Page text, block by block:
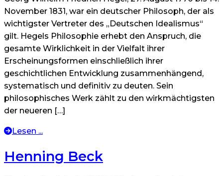
November 1831, war ein deutscher Philosoph, der als
wichtigster Vertreter des „Deutschen Idealismus“
gilt. Hegels Philosophie erhebt den Anspruch, die
gesamte Wirklichkeit in der Vielfalt ihrer
Erscheinungsformen einschließlich ihrer
geschichtlichen Entwicklung zusammenhängend,
systematisch und definitiv zu deuten. Sein
philosophisches Werk zählt zu den wirkmächtigsten
der neueren […]
Lesen ...
Henning Beck